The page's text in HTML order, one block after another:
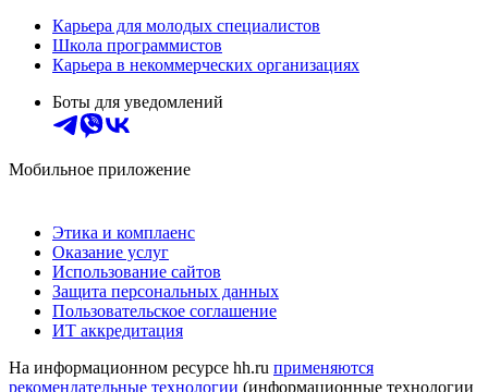
Карьера для молодых специалистов
Школа программистов
Карьера в некоммерческих организациях
Боты для уведомлений
Мобильное приложение
Этика и комплаенс
Оказание услуг
Использование сайтов
Защита персональных данных
Пользовательское соглашение
ИТ аккредитация
На информационном ресурсе hh.ru применяются
рекомендательные технологии (информационные технологии